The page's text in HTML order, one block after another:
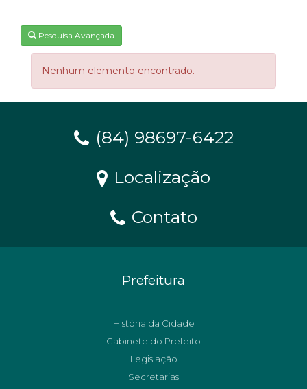
Pesquisa Avançada
Nenhum elemento encontrado.
(84) 98697-6422
Localização
Contato
Prefeitura
História da Cidade
Gabinete do Prefeito
Legislação
Secretarias